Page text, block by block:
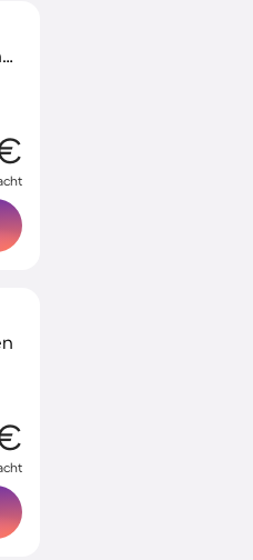
Familienfreundliche wunderschöne Ferienwohnung mit Grill und Terrasse | Haustiere erlaubt